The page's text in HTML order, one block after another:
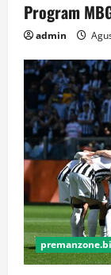
Program
admin